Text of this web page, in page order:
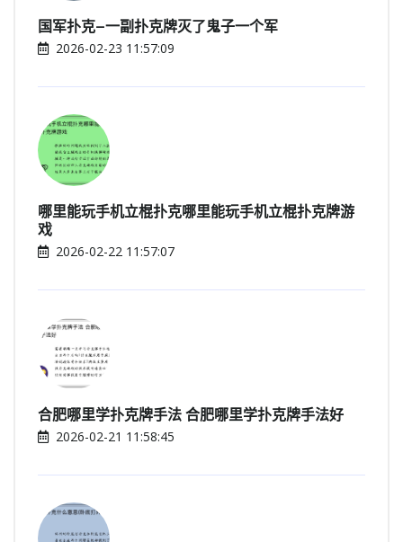
国军扑克—一副扑克牌灭了鬼子一个军
2026-02-23 11:57:09
哪里能玩手机立棍扑克哪里能玩手机立棍扑克牌游
戏
2026-02-22 11:57:07
合肥哪里学扑克牌手法 合肥哪里学扑克牌手法好
2026-02-21 11:58:45